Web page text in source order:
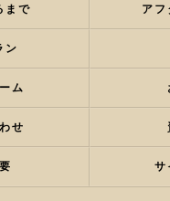
まで ア
ン
ム
せ
サ